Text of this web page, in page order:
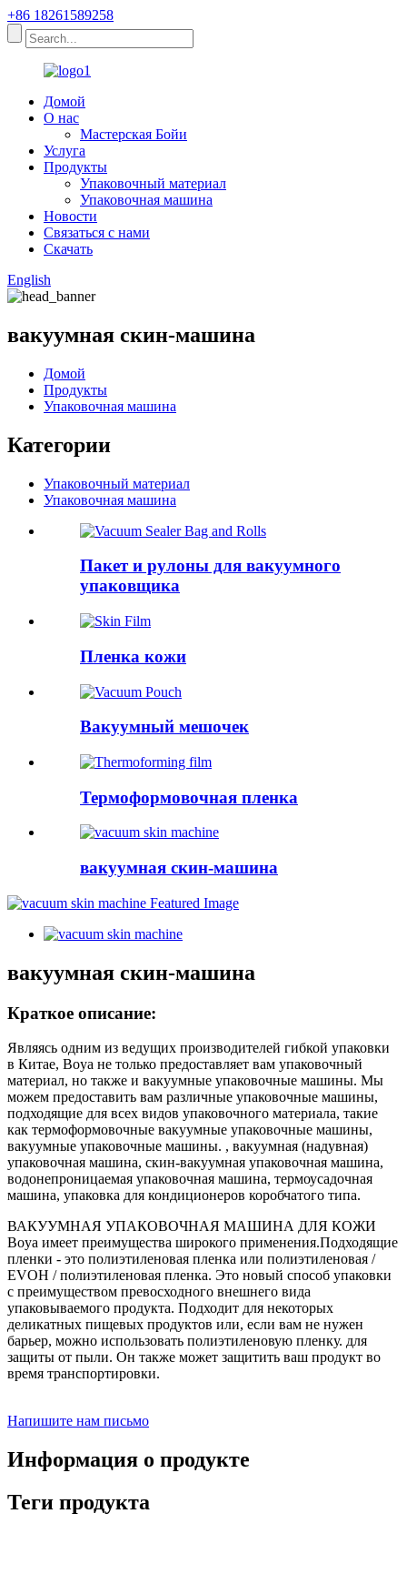
+86 18261589258
Домой
О нас
Мастерская Бойи
Услуга
Продукты
Упаковочный материал
Упаковочная машина
Новости
Связаться с нами
Скачать
English
вакуумная скин-машина
Домой
Продукты
Упаковочная машина
Категории
Упаковочный материал
Упаковочная машина
Пакет и рулоны для вакуумного
упаковщика
Пленка кожи
Вакуумный мешочек
Термоформовочная пленка
вакуумная скин-машина
вакуумная скин-машина
Краткое описание:
Являясь одним из ведущих производителей гибкой упаковки
в Китае, Boya не только предоставляет вам упаковочный
материал, но также и вакуумные упаковочные машины. Мы
можем предоставить вам различные упаковочные машины,
подходящие для всех видов упаковочного материала, такие
как термоформовочные вакуумные упаковочные машины,
вакуумные упаковочные машины. , вакуумная (надувная)
упаковочная машина, скин-вакуумная упаковочная машина,
водонепроницаемая упаковочная машина, термоусадочная
машина, упаковка для кондиционеров коробчатого типа.
ВАКУУМНАЯ УПАКОВОЧНАЯ МАШИНА ДЛЯ КОЖИ
Boya имеет преимущества широкого применения.Подходящие
пленки - это полиэтиленовая пленка или полиэтиленовая /
EVOH / полиэтиленовая пленка. Это новый способ упаковки
с преимуществом превосходного внешнего вида
упаковываемого продукта. Подходит для некоторых
деликатных пищевых продуктов или, если вам не нужен
барьер, можно использовать полиэтиленовую пленку. для
защиты от пыли. Он также может защитить ваш продукт во
время транспортировки.
Напишите нам письмо
Информация о продукте
Теги продукта